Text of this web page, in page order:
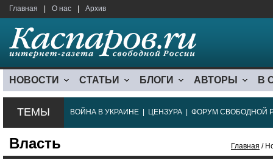
Главная О нас Архив
НОВОСТИ СТАТЬИ БЛОГИ АВТОРЫ В
ТЕМЫ ВОЙНА В УКРАИНЕ ЦЕНЗУРА ФОРУМ СВОБОДНОЙ
Власть Главная /